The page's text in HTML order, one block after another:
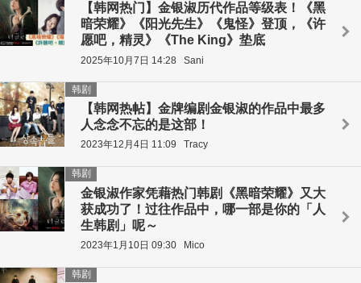
【韩网热门】金银淑历代作品等级表！《黑
暗荣耀》《阳光先生》《鬼怪》登顶，《许
愿吧，精灵》《The King》垫底
2025年10月7日 14:28 Sani
【韩网热帖】金牌编剧金银淑的作品中最多
人念念不忘的是这部！
韩剧
2023年12月4日 11:09 Tracy
金银淑作家凭藉热门韩剧《黑暗荣耀》又大
获成功了！过往作品中，哪一部是你的「人
生韩剧」呢～
韩剧
2023年1月10日 09:30 Mico
韩剧